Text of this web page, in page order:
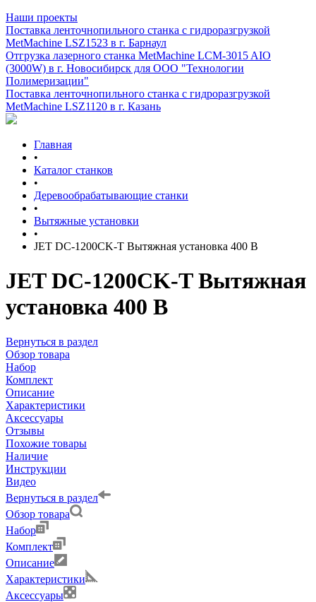
Наши проекты
Поставка ленточнопильного станка c гидроразгрузкой
MetMachine LSZ1523 в г. Барнаул
Отгрузка лазерного станка MetMachine LCM-3015 AIO
(3000W) в г. Новосибирск для ООО "Технологии
Полимеризации"
Поставка ленточнопильного станка c гидроразгрузкой
MetMachine LSZ1120 в г. Казань
Главная
•
Каталог станков
•
Деревообрабатывающие станки
•
Вытяжные установки
•
JET DC-1200CK-T Вытяжная установка 400 В
JET DC-1200CK-T Вытяжная
установка 400 В
Вернуться в раздел
Обзор товара
Набор
Комплект
Описание
Характеристики
Аксессуары
Отзывы
Похожие товары
Наличие
Инструкции
Видео
Вернуться в раздел
Обзор товара
Набор
Комплект
Описание
Характеристики
Аксессуары